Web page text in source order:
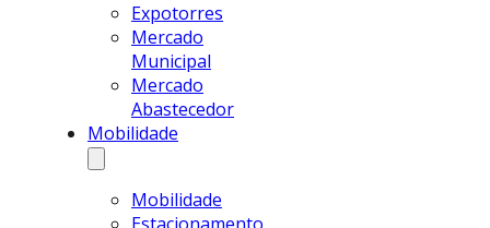
Expotorres
Mercado
Municipal
Mercado
Abastecedor
Mobilidade
Mobilidade